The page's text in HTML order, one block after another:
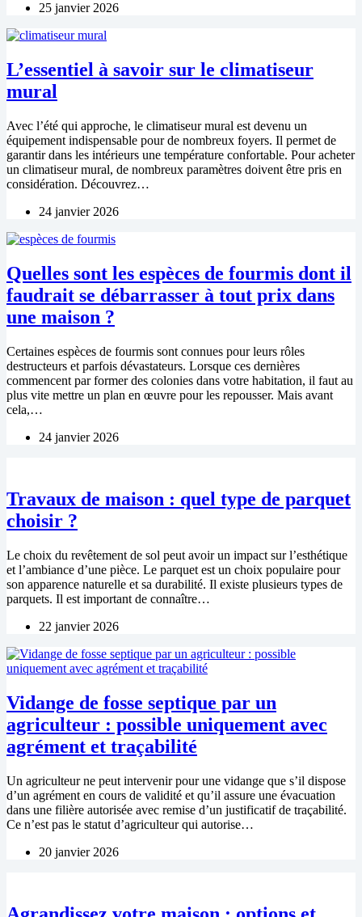
25 janvier 2026
L’essentiel à savoir sur le climatiseur
mural
Avec l’été qui approche, le climatiseur mural est devenu un
équipement indispensable pour de nombreux foyers. Il permet de
garantir dans les intérieurs une température confortable. Pour acheter
un climatiseur mural, de nombreux paramètres doivent être pris en
considération. Découvrez…
24 janvier 2026
Quelles sont les espèces de fourmis dont il
faudrait se débarrasser à tout prix dans
une maison ?
Certaines espèces de fourmis sont connues pour leurs rôles
destructeurs et parfois dévastateurs. Lorsque ces dernières
commencent par former des colonies dans votre habitation, il faut au
plus vite mettre un plan en œuvre pour les repousser. Mais avant
cela,…
24 janvier 2026
Travaux de maison : quel type de parquet
choisir ?
Le choix du revêtement de sol peut avoir un impact sur l’esthétique
et l’ambiance d’une pièce. Le parquet est un choix populaire pour
son apparence naturelle et sa durabilité. Il existe plusieurs types de
parquets. Il est important de connaître…
22 janvier 2026
Vidange de fosse septique par un
agriculteur : possible uniquement avec
agrément et traçabilité
Un agriculteur ne peut intervenir pour une vidange que s’il dispose
d’un agrément en cours de validité et qu’il assure une évacuation
dans une filière autorisée avec remise d’un justificatif de traçabilité.
Ce n’est pas le statut d’agriculteur qui autorise…
20 janvier 2026